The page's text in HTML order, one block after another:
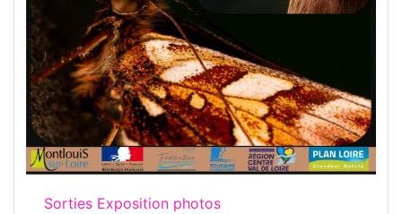
Sorties Exposition photos